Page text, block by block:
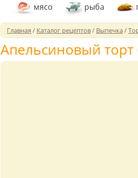
мясо рыба
Главная / Каталог рецептов/ Выпечка/
Апельсиновый